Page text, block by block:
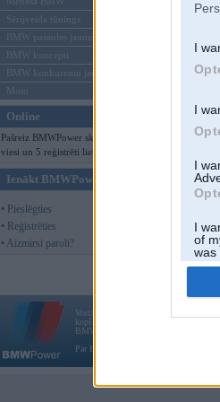
I
I
I
I
of
was
Sērijveida tūnings
BMW pasaules jaunumi
BMW koncepti
BMW konkurentu jaunumi
Moto
Online
Pašreiz BMWPower skatās 144
viesi un 5 reģistrēti lietotāji.
Ienākt BMWPower
• Pieslēgties
• Reģistrēties
• Aizmirsi paroli?
Vortāls BMWPower.lv darbojas
kopš 2002. gada 14. maija. Tas nav
BMW AG.
Par BMWPower